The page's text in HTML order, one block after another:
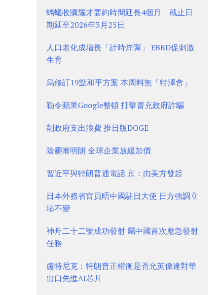
螞蟻收購耀才要約時間延長4個月 截止日
期延至2026年3月25日
人口老化成增長「計時炸彈」 EBRD促刺激
生育
烏修訂19點和平方案 本周料無「特澤會」
勒令蘋果Google整頓 打擊冒充政府詐騙
削政府支出浪費 推日版DOGE
陰霾漸明朗 全球企業放緩加價
習近平與特朗普通電話 京：由美方發起
日本外務省官員晤中國駐日大使 日方強調立
場不變
神舟二十二號成功發射 屬中國首次應急發射
任務
盧特尼克：特朗普正權衡是否允英偉達對華
出口先進AI芯片